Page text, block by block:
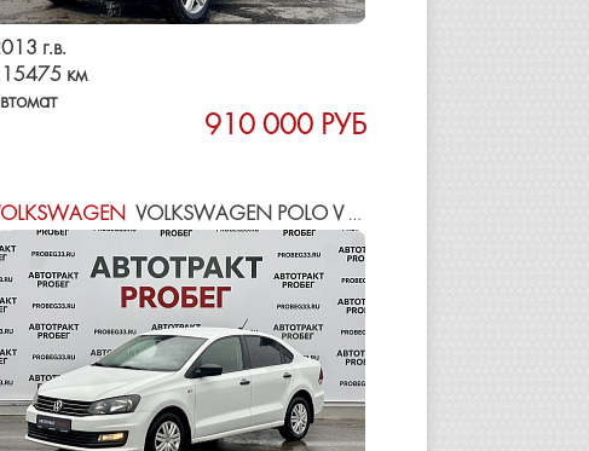
г.в.
115475 км
910 000 РУБ
VOLKSWAGEN POLO V РЕСТАЙЛИНГ